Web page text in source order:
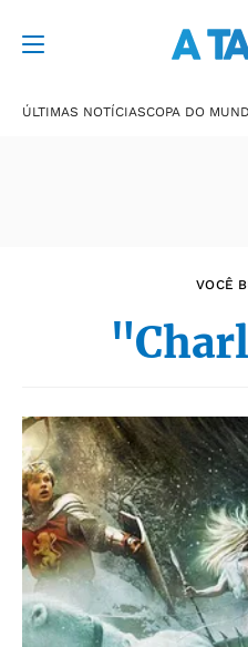
ÚLTIMAS NOTÍCIASCOPA DO
VOCÊ